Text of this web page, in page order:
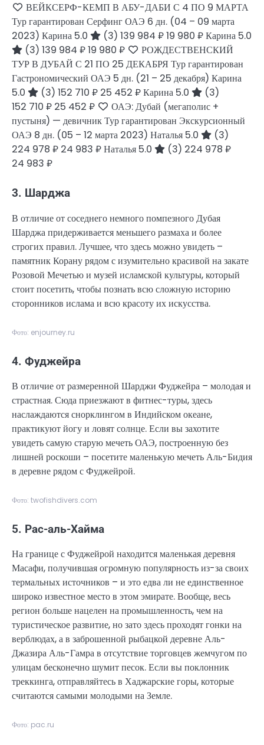
ВЕЙКСЕРФ-КЕМП В АБУ-ДАБИ С 4 ПО 9 МАРТА
Тур гарантирован Серфинг ОАЭ 6 дн. (04 – 09 марта
2023) Карина 5.0 (3) 139 984 ₽19 980 ₽Карина 5.0
(3) 139 984 ₽19 980 ₽
РОЖДЕСТВЕНСКИЙ
ТУР В ДУБАЙ С 21 ПО 25 ДЕКАБРЯ Тур гарантирован
Гастрономический ОАЭ 5 дн. (21 – 25 декабря) Карина
5.0
(3) 152 710 ₽ 25 452 ₽Карина 5.0
(3)
152 710 ₽ 25 452 ₽
ОАЭ: Дубай (мегаполис +
пустыня) — девичник Тур гарантирован Экскурсионный
ОАЭ 8 дн. (05 – 12 марта 2023) Наталья 5.0
(3)
224 978 ₽ 24 983 ₽Наталья 5.0 (3) 224 978 ₽
24 983 ₽
3. Шарджа
В отличие от соседнего немного помпезного Дубая
Шарджа придерживается меньшего размаха и более
строгих правил. Лучшее, что здесь можно увидеть –
памятник Корану рядом с изумительно красивой на закате
Розовой Мечетью и музей исламской культуры, который
стоит посетить, чтобы познать всю сложную историю
сторонников ислама и всю красоту их искусства.
Фото: enjourney.ru
4. Фуджейра
В отличие от размеренной Шарджи Фуджейра – молодая и
страстная. Сюда приезжают в фитнес-туры, здесь
наслаждаются снорклингом в Индийском океане,
практикуют йогу и ловят солнце. Если вы захотите
увидеть самую старую мечеть ОАЭ, построенную без
лишней роскоши – посетите маленькую мечеть Аль-Бидия
в деревне рядом с Фуджейрой.
Фото: twofishdivers.com
5. Рас-аль-Хайма
На границе с Фуджейрой находится маленькая деревня
Масафи, получившая огромную популярность из-за своих
термальных источников – и это едва ли не единственное
широко известное место в этом эмирате. Вообще, весь
регион больше нацелен на промышленность, чем на
туристическое развитие, но зато здесь проходят гонки на
верблюдах, а в заброшенной рыбацкой деревне Аль-
Джазира Аль-Гамра в отсутствие торговцев жемчугом по
улицам бесконечно шумит песок. Если вы поклонник
треккинга, отправляйтесь в Хаджарские горы, которые
считаются самыми молодыми на Земле.
Фото: pac.ru